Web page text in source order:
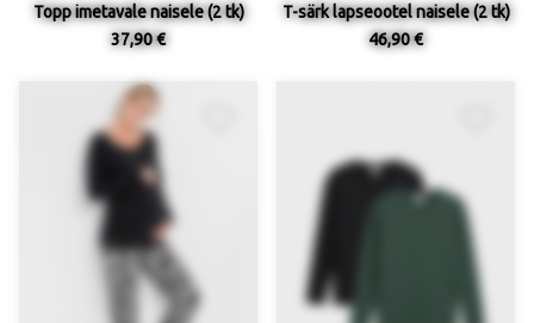
Topp imetavale naisele (2 tk)
37,90 €
T-särk lapseootel naisele (2 tk)
46,90 €